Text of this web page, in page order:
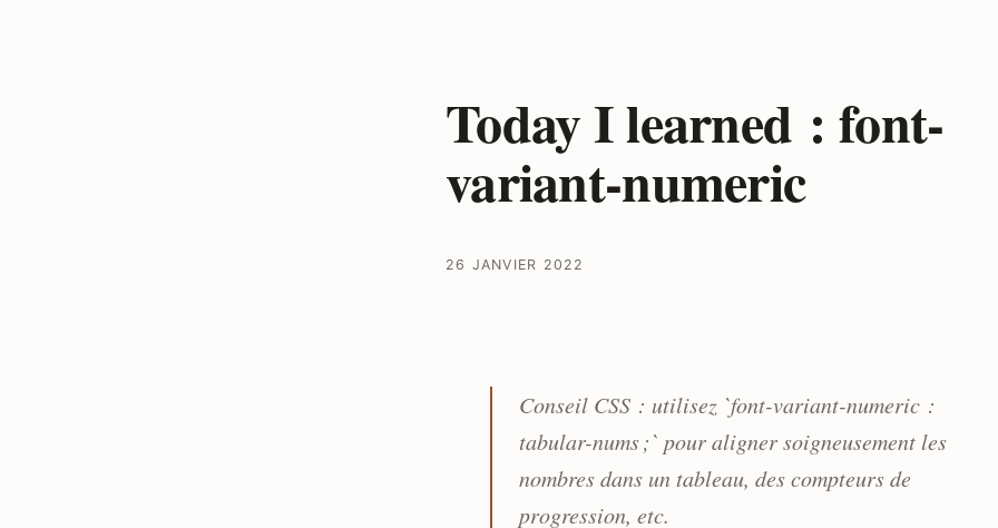
Today I learned : font-
variant-numeric
26 JANVIER 2022
Conseil CSS : utilisez `font-variant-numeric :
tabular-nums ;` pour aligner soigneusement les
nombres dans un tableau, des compteurs de
progression, etc.